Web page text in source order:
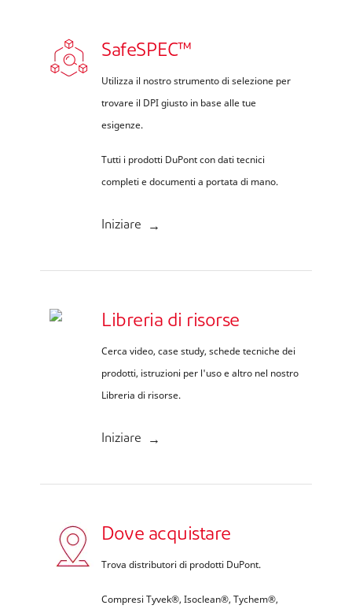
SafeSPEC™
Utilizza il nostro strumento di selezione per
trovare il DPI giusto in base alle tue
esigenze.
Tutti i prodotti DuPont con dati tecnici
completi e documenti a portata di mano.
Iniziare
Libreria di risorse
Cerca video, case study, schede tecniche dei
prodotti, istruzioni per l'uso e altro nel nostro
Libreria di risorse.
Iniziare
Dove acquistare
Trova distributori di prodotti DuPont.
Compresi Tyvek®, Isoclean®, Tychem®,